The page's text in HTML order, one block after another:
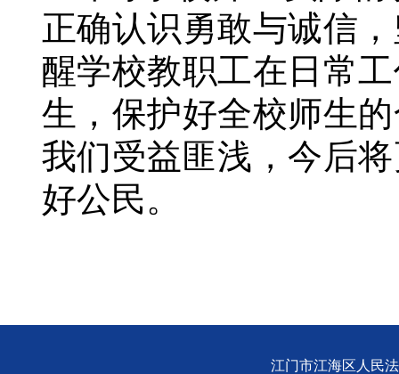
正确认识勇敢与诚信
醒学校教职工在日常
生，保护好全校师生
我们受益匪浅，今后
好公民。
江门市江海区人民